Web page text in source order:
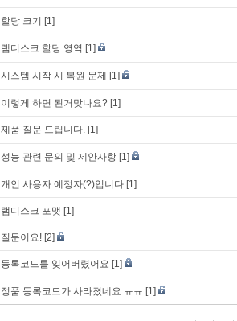
할당 크기 [1]
램디스크 할당 영역 [1]
시스템 시작 시 복원 문제 [1]
이렇게 하면 된거맞나요? [1]
제품 질문 드립니다. [1]
성능 관련 문의 및 제안사항 [1]
개인 사용자 예정자(?)입니다 [1]
램디스크 포맷 [1]
질문이요! [2]
등록코드를 잊어버렸어요 [1]
정품 등록코드가 사라졌네요 ㅠㅠ [1]